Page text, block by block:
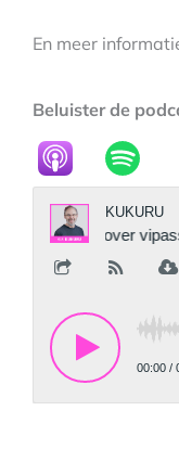
En meer
Beluister de